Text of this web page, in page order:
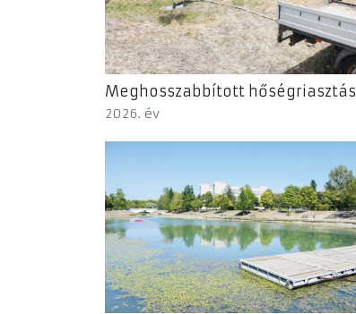
Meghosszabbított hőségriasztás
2026. év